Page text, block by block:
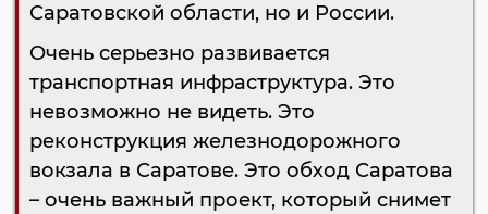
Саратовской области, но и России.
Очень серьезно развивается
транспортная инфраструктура. Это
невозможно не видеть. Это
реконструкция железнодорожного
вокзала в Саратове. Это обход Саратова
– очень важный проект, который снимет